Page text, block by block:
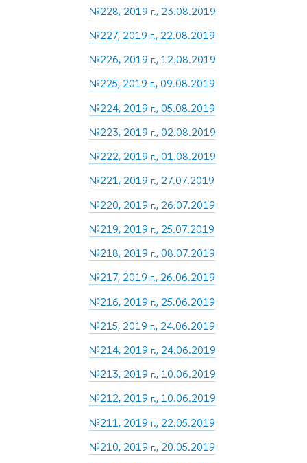
№228, 2019 г., 23.08.2019
№227, 2019 г., 22.08.2019
№226, 2019 г., 12.08.2019
№225, 2019 г., 09.08.2019
№224, 2019 г., 05.08.2019
№223, 2019 г., 02.08.2019
№222, 2019 г., 01.08.2019
№221, 2019 г., 27.07.2019
№220, 2019 г., 26.07.2019
№219, 2019 г., 25.07.2019
№218, 2019 г., 08.07.2019
№217, 2019 г., 26.06.2019
№216, 2019 г., 25.06.2019
№215, 2019 г., 24.06.2019
№214, 2019 г., 24.06.2019
№213, 2019 г., 10.06.2019
№212, 2019 г., 10.06.2019
№211, 2019 г., 22.05.2019
№210, 2019 г., 20.05.2019